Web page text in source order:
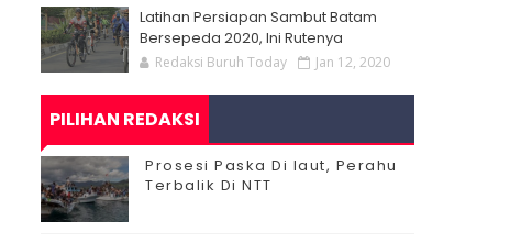
Latihan Persiapan Sambut Batam
Bersepeda 2020, Ini Rutenya
Redaksi Buruh Today Jan 12, 2020
PILIHAN REDAKSI
Prosesi Paska Di laut, Perahu
Terbalik Di NTT